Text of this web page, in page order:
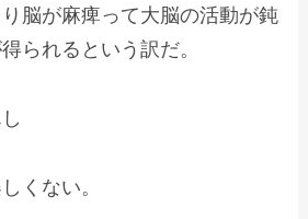
脳が麻痺って大脳の活動が鈍
られるという訳だ。
くない。